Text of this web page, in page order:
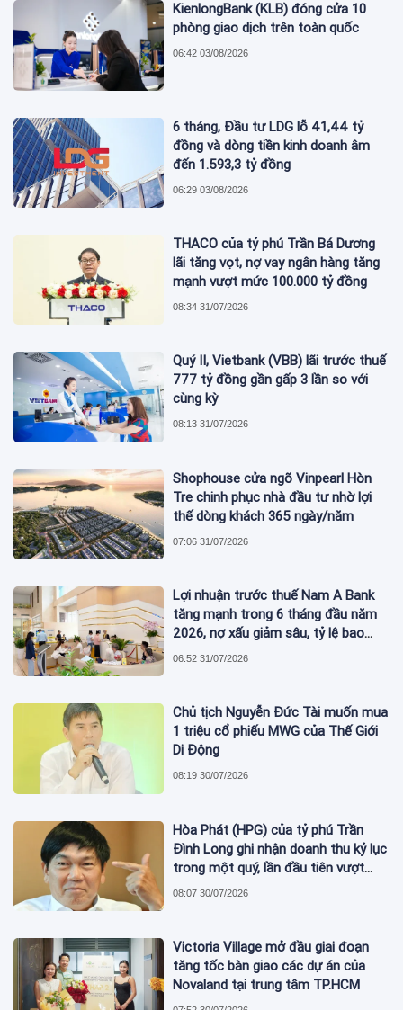
KienlongBank (KLB) đóng cửa 10
phòng giao dịch trên toàn quốc
06:42 03/08/2026
6 tháng, Đầu tư LDG lỗ 41,44 tỷ
đồng và dòng tiền kinh doanh âm
đến 1.593,3 tỷ đồng
06:29 03/08/2026
THACO của tỷ phú Trần Bá Dương
lãi tăng vọt, nợ vay ngân hàng tăng
mạnh vượt mức 100.000 tỷ đồng
08:34 31/07/2026
Quý II, Vietbank (VBB) lãi trước thuế
777 tỷ đồng gần gấp 3 lần so với
cùng kỳ
08:13 31/07/2026
Shophouse cửa ngõ Vinpearl Hòn
Tre chinh phục nhà đầu tư nhờ lợi
thế dòng khách 365 ngày/năm
07:06 31/07/2026
Lợi nhuận trước thuế Nam A Bank
tăng mạnh trong 6 tháng đầu năm
2026, nợ xấu giảm sâu, tỷ lệ bao
phủ nợ xấu tăng vượt trội
06:52 31/07/2026
Chủ tịch Nguyễn Đức Tài muốn mua
1 triệu cổ phiếu MWG của Thế Giới
Di Động
08:19 30/07/2026
Hòa Phát (HPG) của tỷ phú Trần
Đình Long ghi nhận doanh thu kỷ lục
trong một quý, lần đầu tiên vượt
mức 2 tỷ USD
08:07 30/07/2026
Victoria Village mở đầu giai đoạn
tăng tốc bàn giao các dự án của
Novaland tại trung tâm TP.HCM